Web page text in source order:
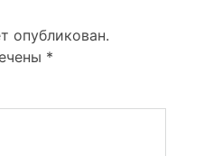
опубликован.
*